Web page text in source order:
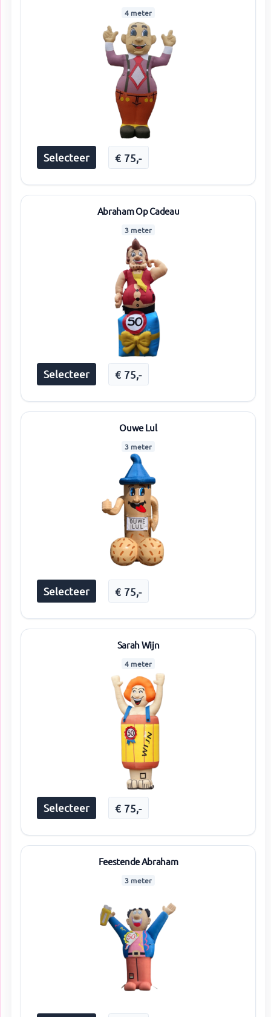
4 meter
Selecteer € 75,-
Abraham Op Cadeau
3 meter
Selecteer € 75,-
Ouwe Lul
3 meter
Selecteer € 75,-
Sarah Wijn
4 meter
Selecteer € 75,-
Feestende Abraham
3 meter